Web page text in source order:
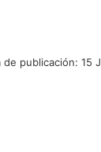
de publicación: 15